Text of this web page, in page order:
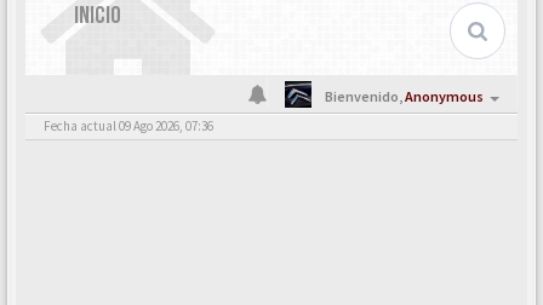
INICIO
Bienvenido,Anonymous
Fecha actual 09 Ago 2026, 07:36